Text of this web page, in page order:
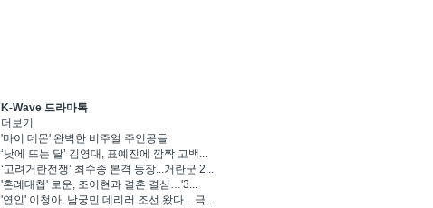
K-Wave 드라마톡
더보기
'마이 데몬' 완벽한 비주얼 주인공들
‘낮에 뜨는 달’ 김영대, 표예진에 깜짝 고백...
‘고려거란전쟁’ 최수종 본격 등장...거란군 2...
'혼례대첩' 로운, 조이현과 결혼 결심…'3...
'연인' 이청아, 남궁민 데리러 조선 왔다…극...